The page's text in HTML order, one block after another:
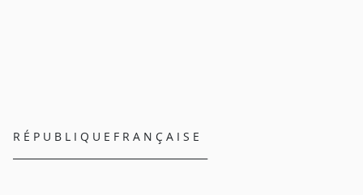
R É P U B L I Q U E F R A N Ç A I S E